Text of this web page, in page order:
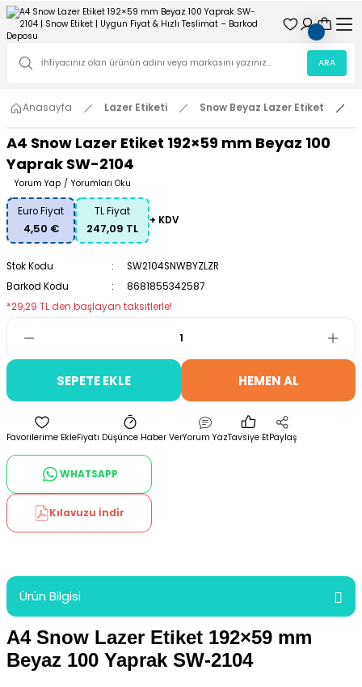
ARA
Anasayfa Lazer Etiketi Snow Beyaz Lazer Etiket
A4 Snow Lazer Etiket 192×59 mm Beyaz 100
Yaprak SW-2104
Yorum Yap / Yorumları Oku
Euro Fiyat
4,50 €
TL Fiyat
247,09 TL
+ KDV
Stok Kodu
SW2104SNWBYZLZR
Barkod Kodu
8681855342587
*29,29 TL den başlayan taksitlerle!
SEPETE EKLE HEMEN AL
Fiyatı Düşünce Haber VerYorum YazTavsiye EtPaylaş
WHATSAPP
Kılavuzu İndir
Ürün Bilgisi
A4 Snow Lazer Etiket 192×59 mm
Beyaz 100 Yaprak SW-2104